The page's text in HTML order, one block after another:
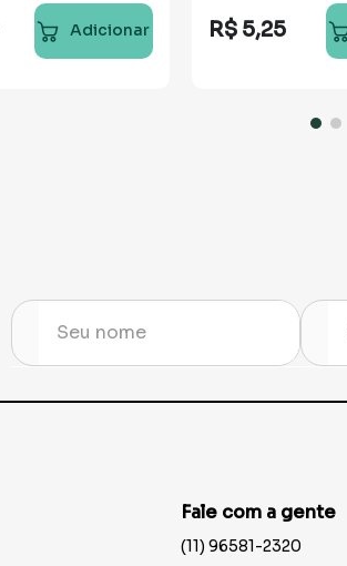
Adicionar R$ 5,25
Fale com a gente
(11) 96581-2320